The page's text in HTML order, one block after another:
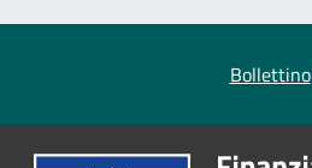
Bollettino